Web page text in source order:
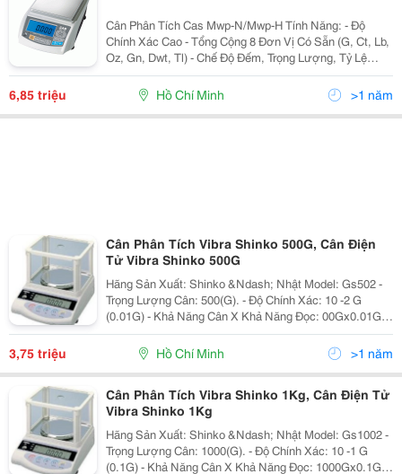
Cân Phân Tích Cas Mwp-N/Mwp-H Tính Năng: - Độ
Chính Xác Cao - Tổng Cộng 8 Đơn Vị Có Sẵn (G, Ct, Lb,
Oz, Gn, Dwt, Tl) - Chế Độ Đếm, Trọng Lượng, Tỷ Lệ
Phần Trăm - Tự Động Đèn Nền Màu Xanh (80 Giờ Sử
6,85 triệu Hồ Chí Minh >1 năm
Cân Phân Tích Vibra Shinko 500G, Cân Điện
Tử Vibra Shinko 500G
Hãng Sản Xuất: Shinko &Ndash; Nhật Model: Gs502 -
Trọng Lượng Cân: 500(G). - Độ Chính Xác: 10 -2 G
(0.01G) - Khả Năng Cân X Khả Năng Đọc: 00Gx0.01G -
Ứng Dụng:cân Khối Lượng, Kg/G - Trừ Bì: Có Chức
Năng Trừ Bì - Thời Gian Ổn Định: 3 Giâ
3,75 triệu Hồ Chí Minh >1 năm
Cân Phân Tích Vibra Shinko 1Kg, Cân Điện Tử
Vibra Shinko 1Kg
Hãng Sản Xuất: Shinko &Ndash; Nhật Model: Gs1002 -
Trọng Lượng Cân: 1000(G). - Độ Chính Xác: 10 -1 G
(0.1G) - Khả Năng Cân X Khả Năng Đọc: 1000Gx0.1G -